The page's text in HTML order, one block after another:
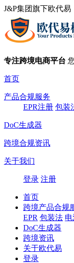
J&P集团旗下欧代
专注跨境电商平台
首页
产品合规服务
EPR注册 包装
DoC生成器
跨境合规资讯
关于我们
登录 注册
首页
跨境产品合规
EPR 包装法
DoC生成器
跨境资讯
关于欧代易
登录